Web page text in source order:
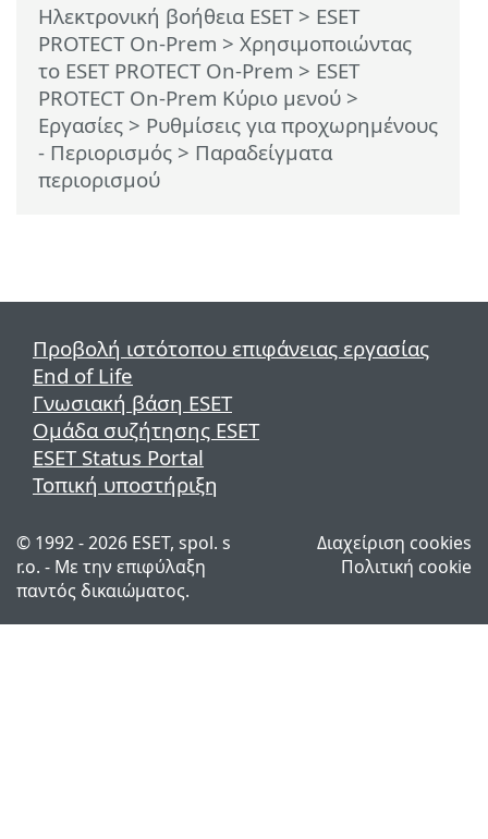
Ηλεκτρονική βοήθεια ESET> ESET
PROTECT On-Prem > Χρησιμοποιώντας
το ESET PROTECT On-Prem > ESET
PROTECT On-Prem Κύριο μενού >
Εργασίες > Ρυθμίσεις για προχωρημένους
- Περιορισμός > Παραδείγματα
περιορισμού
Προβολή ιστότοπου επιφάνειας εργασίας
End of Life
Γνωσιακή βάση ESET
Ομάδα συζήτησης ESET
ESET Status Portal
Τοπική υποστήριξη
© 1992 - 2026 ESET, spol. s
r.o. - Με την επιφύλαξη
παντός δικαιώματος.
Διαχείριση cookies
Πολιτική cookie